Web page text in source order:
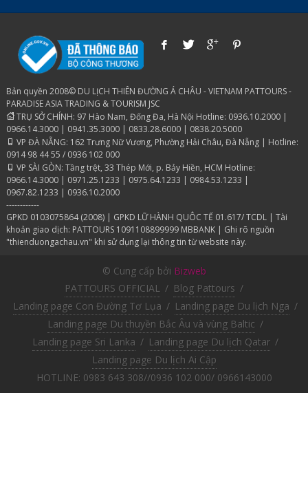
Bản quyền 2008© DU LỊCH THIÊN ĐƯỜNG Á CHÂU - VIETNAM PATTOURS -
PARADISE ASIA TRADING & TOURISM JSC
TRỤ SỞ CHÍNH: 97 Hào Nam, Đống Đa, Hà Nội Hotline: 0936.10.2000 |
0966.14.3000 | 0941.35.3000 | 0833.28.6000 | 0838.20.5000
VP ĐÀ NẴNG: 162 Trưng Nữ Vương, Phường Hải Châu, Đà Nẵng | Hotline:
0914 98 44 55 / 0936 102 000
VP SÀI GÒN: Tầng trệt, 33 Thép Mới, p. Bảy Hiền, HCM Hotline:
0966.14.3000 | 0971.25.1233 | 0975.64.1233 | 0984.53.1233 |
0967.82.1233 | 0936.10.2000
------------
GPKD 0103075864 (2008) | GPKD LỮ HÀNH QUÔC TẾ 01.617/ TCDL | Tài
khoản giao dịch: PATTOURS 1091108899999 MBBANK | Ghi rõ nguồn
"thienduongachau.vn" khi sử dụng lại thông tin từ website này.
© Cung cấp bởi Bizweb
PATTOURS OFFICIAL / Blog Pattours /
Landing page Con Đường Tơ Lụa / Landing page Du lịch Nga /
Landing page Du thuyền Bắc Âu và vùng Baltic /
Landing page Sri Lanka / Landing page Du lịch Qatar /
Landing page Du lịch Ai Cập
HOTLINE: 0983 643 308//0936 102 000/ 0966143000